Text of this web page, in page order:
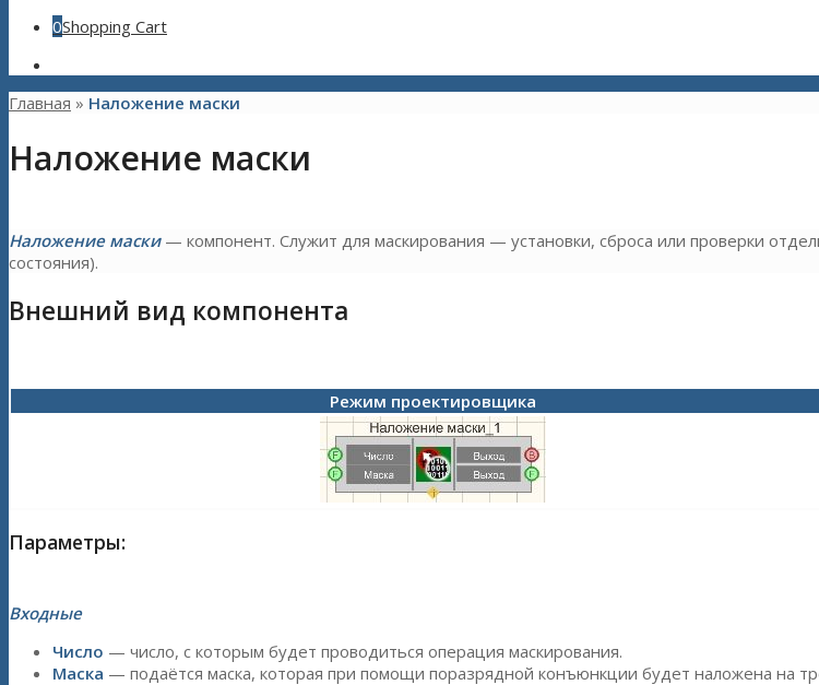
0Shopping Cart
Главная » Наложение маски
Наложение маски
Наложение маски — компонент. Служит для маскирования — установки, сброса или проверки
состояния).
Внешний вид компонента
Режим проектировщика
Параметры:
Входные
Число — число, с которым будет проводиться операция маскирования.
Маска — подаётся маска, которая при помощи поразрядной конъюнкции будет наложена на